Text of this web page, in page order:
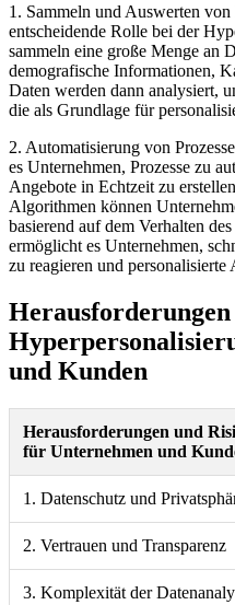
1. Sammeln und Auswerten
entscheidende Rolle bei der
sammeln eine große Menge an
demografische Informationen,
Daten werden dann analysiert,
die als Grundlage für
2. Automatisierung von
es Unternehmen, Prozesse zu
Angebote in Echtzeit zu
Algorithmen können
basierend auf dem Verhalten
ermöglicht es Unternehmen,
zu reagieren und personalisierte
und Kunden
Herausforderungen und
für Unternehmen und
1. Datenschutz und
2. Vertrauen und Transparenz
3. Komplexität der